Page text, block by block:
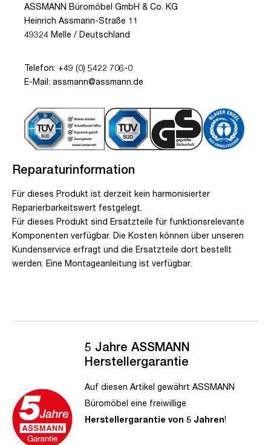
ASSMANN Büromöbel GmbH & Co. KG
Heinrich Assmann-Straße 11
49324 Melle / Deutschland
Telefon: +49 (0) 5422 706-0
E-Mail: assmann@assmann.de
Reparaturinformation
Für dieses Produkt ist derzeit kein harmonisierter
Reparierbarkeitswert festgelegt.
Für dieses Produkt sind Ersatzteile für funktionsrelevante
Komponenten verfügbar. Die Kosten können über unseren
Kundenservice erfragt und die Ersatzteile dort bestellt
werden. Eine Montageanleitung ist verfügbar.
5 Jahre ASSMANN
Herstellergarantie
Auf diesen Artikel gewährt ASSMANN
Büromöbel eine freiwillige
Herstellergarantie von 5 Jahren!